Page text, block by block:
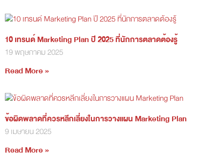
10 เทรนด์ Marketing Plan ปี 2025 ที่นักการตลาดต้องรู้
19 พฤษภาคม 2025
Read More »
ข้อผิดพลาดที่ควรหลีกเลี่ยงในการวางแผน Marketing Plan
9 เมษายน 2025
Read More »